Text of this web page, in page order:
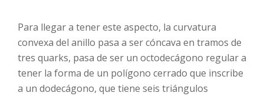
Para llegar a tener este aspecto, la curvatura
convexa del anillo pasa a ser cóncava en tramos de
tres quarks, pasa de ser un octodecágono regular a
tener la forma de un polígono cerrado que inscribe
a un dodecágono, que tiene seis triángulos